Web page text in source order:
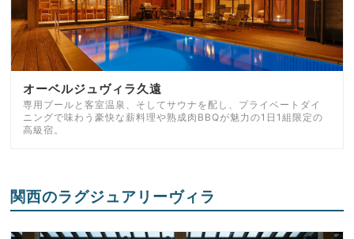
オーベルジュヴィラ久遠
専用プールと客室温泉、そしてサウナを配し、プライベートダイ
ニングで味わう豪快な薪料理や熟成肉BBQが魅力の1日1組限定の
高級宿。
関西のラグジュアリーヴィラ